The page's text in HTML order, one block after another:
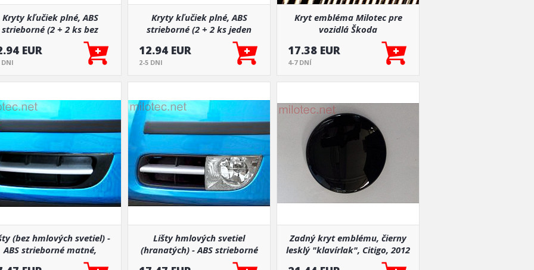
Kryty kľučiek plné, ABS
strieborné (2 + 2 ks bez
zámku), Roomster
EUR
DNI
Kryty kľučiek plné, ABS
strieborné (2 + 2 ks jeden
zámok), Roomster
12.94 EUR
2-5 DNI
Kryt embléma Milotec pre
vozidlá Škoda
17.38 EUR
4-7 DNÍ
(bez hmlových svetiel) -
ABS strieborné matné,
Roomster, Fabia II
Lišty hmlových svetiel
(hranatých) - ABS strieborné
matné, Roomster, Fabia II
Zadný kryt emblému, čierny
lesklý "klavírlak", Citigo, 2012
+ / Superb II. Combi Facelift